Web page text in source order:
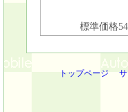
標準価格
トップページ